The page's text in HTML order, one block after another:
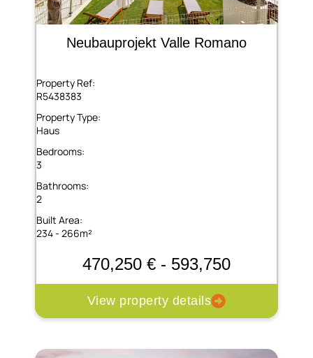
Neubauprojekt Valle Romano
Property Ref:
R5438383
Property Type:
Haus
Bedrooms:
3
Bathrooms:
2
Built Area:
234 - 266m²
470,250 € - 593,750
View property details